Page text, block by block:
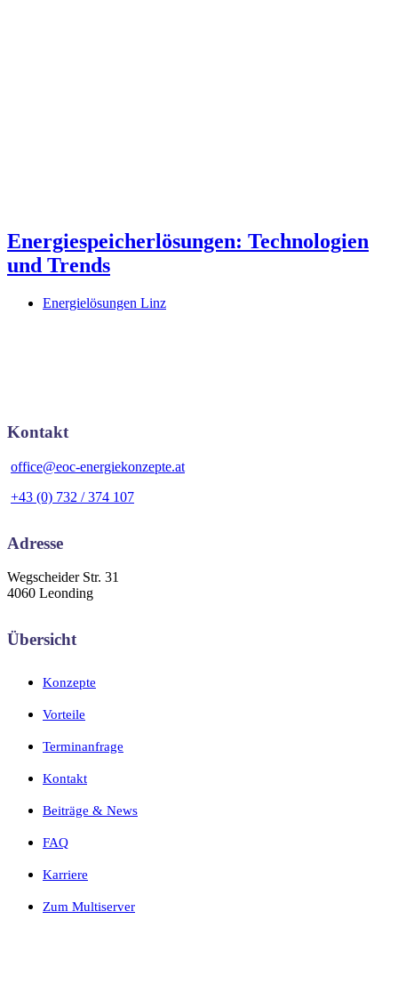
Energiespeicherlösungen: Technologien
und Trends
Energielösungen Linz
Kontakt
office@eoc-energiekonzepte.at
+43 (0) 732 / 374 107
Adresse
Wegscheider Str. 31
4060 Leonding
Übersicht
Konzepte
Vorteile
Terminanfrage
Kontakt
Beiträge & News
FAQ
Karriere
Zum Multiserver